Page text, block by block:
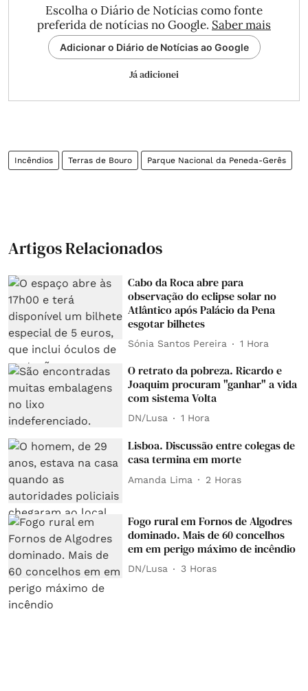
Escolha o Diário de Notícias como fonte
preferida de notícias no Google. Saber mais
Adicionar o Diário de Notícias ao Google
Já adicionei
Incêndios Terras de Bouro Parque Nacional da Peneda-Gerês
Artigos Relacionados
Cabo da Roca abre para
observação do eclipse solar no
Atlântico após Palácio da Pena
esgotar bilhetes
Sónia Santos Pereira 1 Hora
O retrato da pobreza. Ricardo e
Joaquim procuram "ganhar" a vida
com sistema Volta
DN/Lusa 1 Hora
Lisboa. Discussão entre colegas de
casa termina em morte
Amanda Lima 2 Horas
Fogo rural em Fornos de Algodres
dominado. Mais de 60 concelhos
em em perigo máximo de incêndio
DN/Lusa 3 Horas